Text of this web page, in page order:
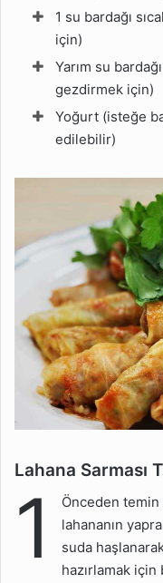
1 su bardağı
için)
Yarım su
gezdirmek için)
Yoğurt (isteğe
edilebilir)
Lahana Sarması
1
Önceden
lahananın
suda
hazırlamak için